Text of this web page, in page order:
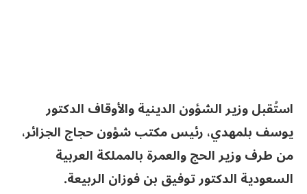
استُقبل وزير الشؤون الدينية والأوقاف الدكتور
يوسف بلمهدي، رئيس مكتب شؤون حجاج الجزائر،
من طرف وزير الحج والعمرة بالمملكة العربية
السعودية الدكتور توفيق بن فوزان الربيعة.